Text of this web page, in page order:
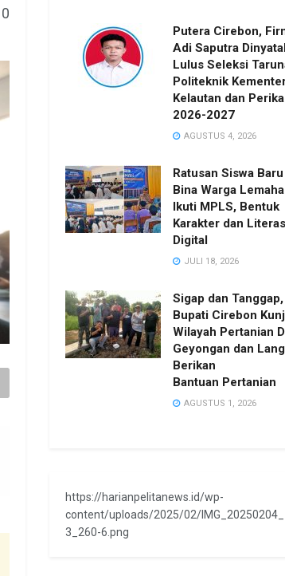
0
Putera Cirebon,
Adi Saputra
Lulus Seleksi
Politeknik
Kelautan dan
2026-2027
AGUSTUS 4, 2026
Ratusan Siswa
Bina Warga
Ikuti MPLS, Bentuk
Karakter dan
Digital
JULI 18, 2026
Sigap dan
Bupati Cirebon
Wilayah Pertanian
Geyongan dan
Berikan
Bantuan Pertanian
AGUSTUS 1, 2026
https://harianpelitanews.id/wp-
content/uploads/2025/02/
3_260-6.png